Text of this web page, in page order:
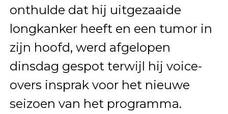
onthulde dat hij uitgezaaide
longkanker heeft en een tumor in
zijn hoofd, werd afgelopen
dinsdag gespot terwijl hij voice-
overs insprak voor het nieuwe
seizoen van het programma.